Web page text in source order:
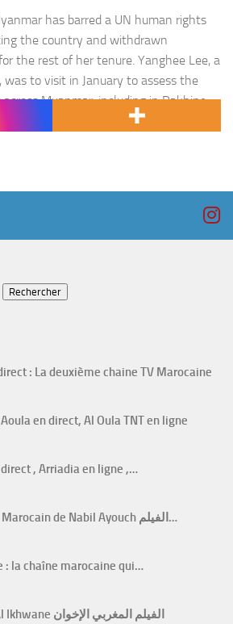
has barred a UN human rights
the country and withdrawn
the rest of her tenure. Yanghee Lee, a
was to visit in January to assess the
Myanmar, including in Rakhine
crackdown has sent more…
Rechercher
: La deuxième chaine TV Marocaine
en direct, Al Oula TNT en ligne
, Arriadia en ligne ,…
Zin Li Fik Le film Marocain de Nabil Ayouch الفيلم…
: la chaîne marocaine qui…
Film marocain Al Ikhwane الفيلم المغربي الإخوان